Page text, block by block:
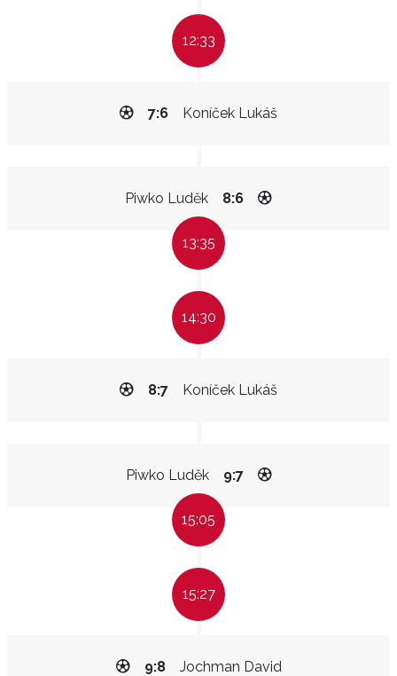
12:33
Koníček Lukáš
7:6
Piwko Luděk 8:6
13:35
14:30
Koníček Lukáš
8:7
Piwko Luděk 9:7
15:05
15:27
Jochman David
9:8